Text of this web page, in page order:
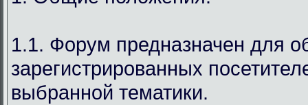
1.1. Форум предназначен для
зарегистрированных
выбранной тематики.